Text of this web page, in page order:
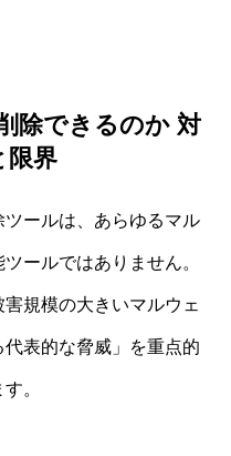
除できるのか 対
限界
ールは、あらゆるマル
ールではありません。
規模の大きいマルウェ
表的な脅威」を重点的
。